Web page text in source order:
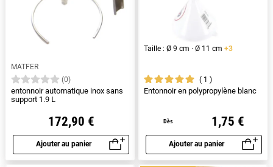
MATFER
(0)
entonnoir automatique inox sans
support 1.9 L
172,90 €
Ajouter au panier
Aperçu rapide
Taille : Ø 9 cm · Ø 11 cm +3
1
Entonnoir en polypropylène blanc
Dès 1,75 €
Ajouter au panier
Aperçu rapide